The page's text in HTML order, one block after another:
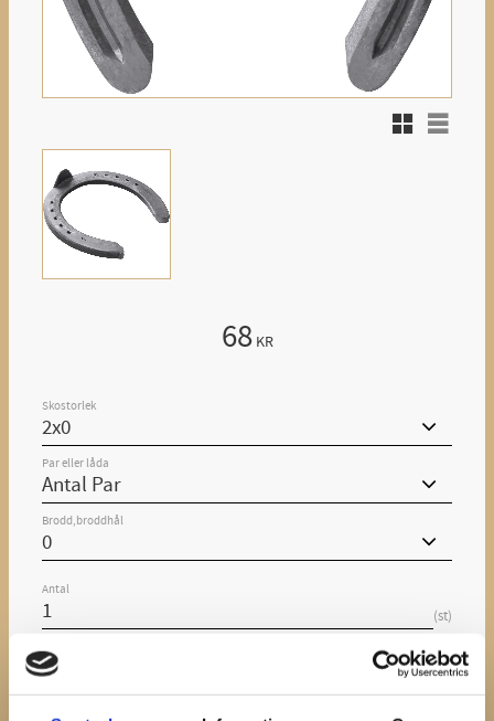
Rutnätsvy
Listvy
68KR
Skostorlek
Par eller låda
Brodd,broddhål
Antal
st